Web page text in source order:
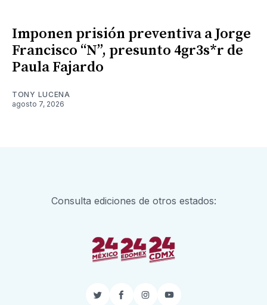
Imponen prisión preventiva a Jorge
Francisco “N”, presunto 4gr3s*r de
Paula Fajardo
TONY LUCENA
agosto 7, 2026
Consulta ediciones de otros estados:
TwitterFacebook
InstagramYouTube